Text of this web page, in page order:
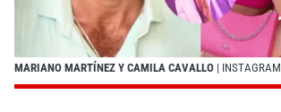
MARIANO MARTÍNEZ Y CAMILA CAVALLO | INSTAGRAM